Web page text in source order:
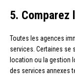
5.
Toutes les agences
services. Certaines se
location ou la gestion
des services annexes